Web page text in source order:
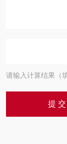
请输入计算结果（